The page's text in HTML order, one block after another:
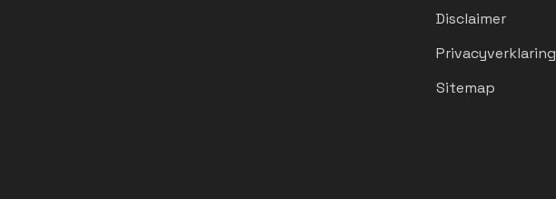
Disclaimer
Privacyverklaring
Sitemap